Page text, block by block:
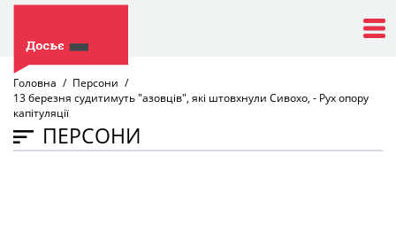
Головна
Персони
13 березня судитимуть "азовців", які штовхнули Сивохо, - Рух опору
капітуляції
ПЕРСОНИ